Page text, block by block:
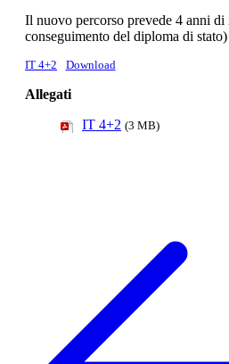
Il nuovo percorso prevede 4 anni di
conseguimento del diploma di
IT 4+2 Download
Allegati
IT 4+2 (3 MB)